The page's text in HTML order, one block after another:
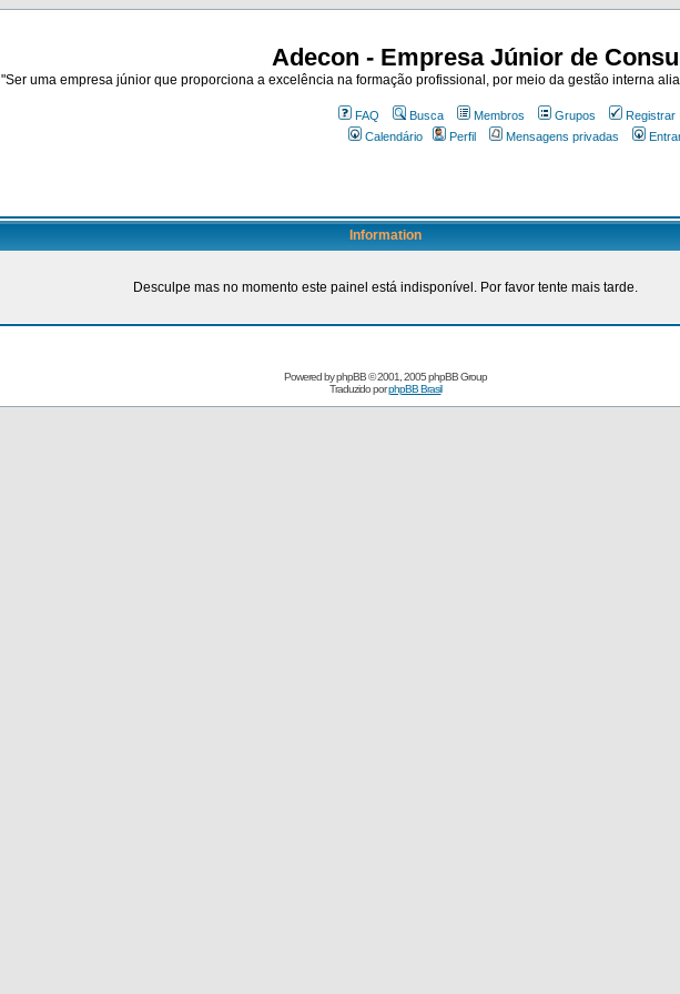
Adecon - Empresa Júnior de
"Ser uma empresa júnior que proporciona a excelência na formação profissional, por meio da gestão interna
FAQ Busca Membros Grupos
Registrar
Calendário
Perfil Mensagens privadas
Information
Desculpe mas no momento este painel está indisponível. Por favor tente mais tarde.
Powered byphpBB© 2001, 2005 phpBB Group
Traduzido porphpBB Brasil